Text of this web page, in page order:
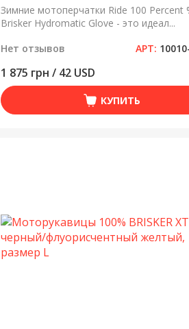
Зимние мотоперчатки Ride 100 Percent
Brisker Hydromatic Glove - это идеал...
Нет отзывов
АРТ:
1 875 грн / 42 USD
КУПИТЬ